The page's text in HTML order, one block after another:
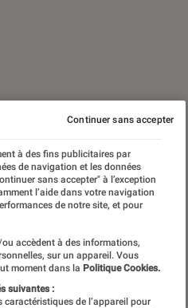
et
à des fins publicitaires par
de navigation et les données
sans accepter" à l’exception
l’aide dans votre navigation
de notre site, et pour
accèdent à des informations,
sur un appareil. Vous
moment dans la Politique Cookies.
suivantes :
de l’appareil pour
Continuer sans accepter